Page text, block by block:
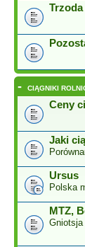
- CIĄGNIKI
Ceny
Jaki
Ursus
Polska
MTZ,
Gniotsja